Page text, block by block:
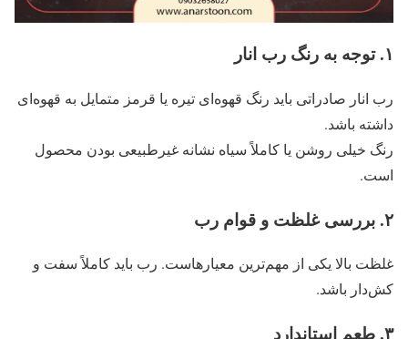
۱.توجه به رنگ رب انار
رب انار صادراتی باید رنگ قهوه‌ای تیره یا قرمز متمایل به قهوه‌ای
داشته باشد.
رنگ خیلی روشن یا کاملاً سیاه نشانه غیرطبیعی بودن محصول
است.
۲.بررسی غلظت و قوام رب
غلظت بالا یکی از مهم‌ترین معیارهاست. رب باید کاملاً سفت و
کش‌دار باشد.
۳.طعم استاندارد